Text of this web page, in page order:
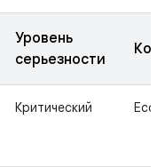
Уровень
серьезности
Критический